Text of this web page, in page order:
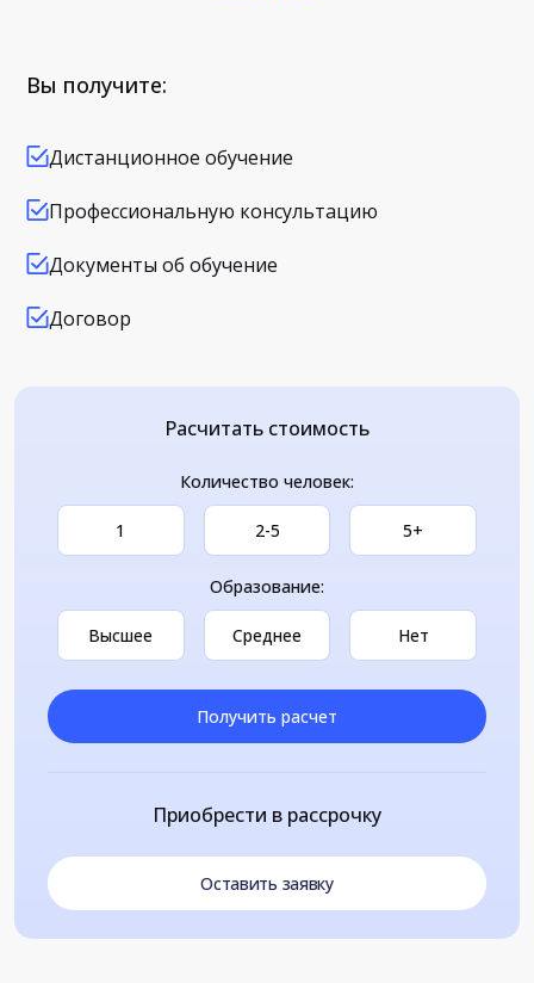
Вы получите:
Дистанционное обучение
Профессиональную консультацию
Документы об обучение
Договор
Расчитать стоимость
Количество человек:
1 2-5 5+
Образование:
Высшее Среднее Нет
Получить расчет
Приобрести в рассрочку
Оставить заявку